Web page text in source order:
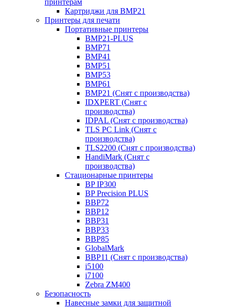
принтерам
Картриджи для BMP21
Принтеры для печати
Портативные принтеры
BMP21-PLUS
BMP71
BMP41
BMP51
BMP53
BMP61
BMP21 (Снят с производства)
IDXPERT (Снят с
производства)
IDPAL (Снят с производства)
TLS PC Link (Снят с
производства)
TLS2200 (Снят с производства)
HandiMark (Снят с
производства)
Стационарные принтеры
BP IP300
BP Precision PLUS
BBP72
BBP12
BBP31
BBP33
BBP85
GlobalMark
BBP11 (Снят с производства)
i5100
i7100
Zebra ZM400
Безопасность
Навесные замки для защитной